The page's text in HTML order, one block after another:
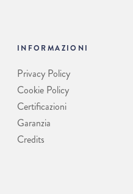
INFORMAZIONI
Privacy Policy
Cookie Policy
Certificazioni
Garanzia
Credits